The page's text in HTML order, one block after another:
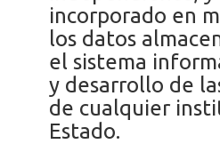
incorporado en
los datos
el sistema
y desarrollo de
de cualquier
Estado.